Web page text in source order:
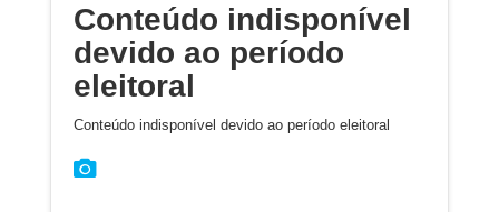
Conteúdo indisponível
devido ao período
eleitoral
Conteúdo indisponível devido ao período eleitoral